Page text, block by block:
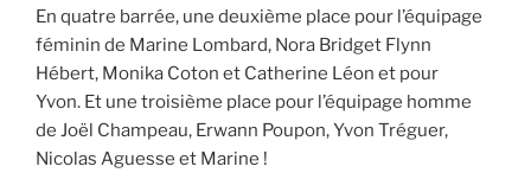
En quatre barrée, une deuxième place pour l’équipage
féminin de Marine Lombard, Nora Bridget Flynn
Hébert, Monika Coton et Catherine Léon et pour
Yvon. Et une troisième place pour l’équipage homme
de Joël Champeau, Erwann Poupon, Yvon Tréguer,
Nicolas Aguesse et Marine !